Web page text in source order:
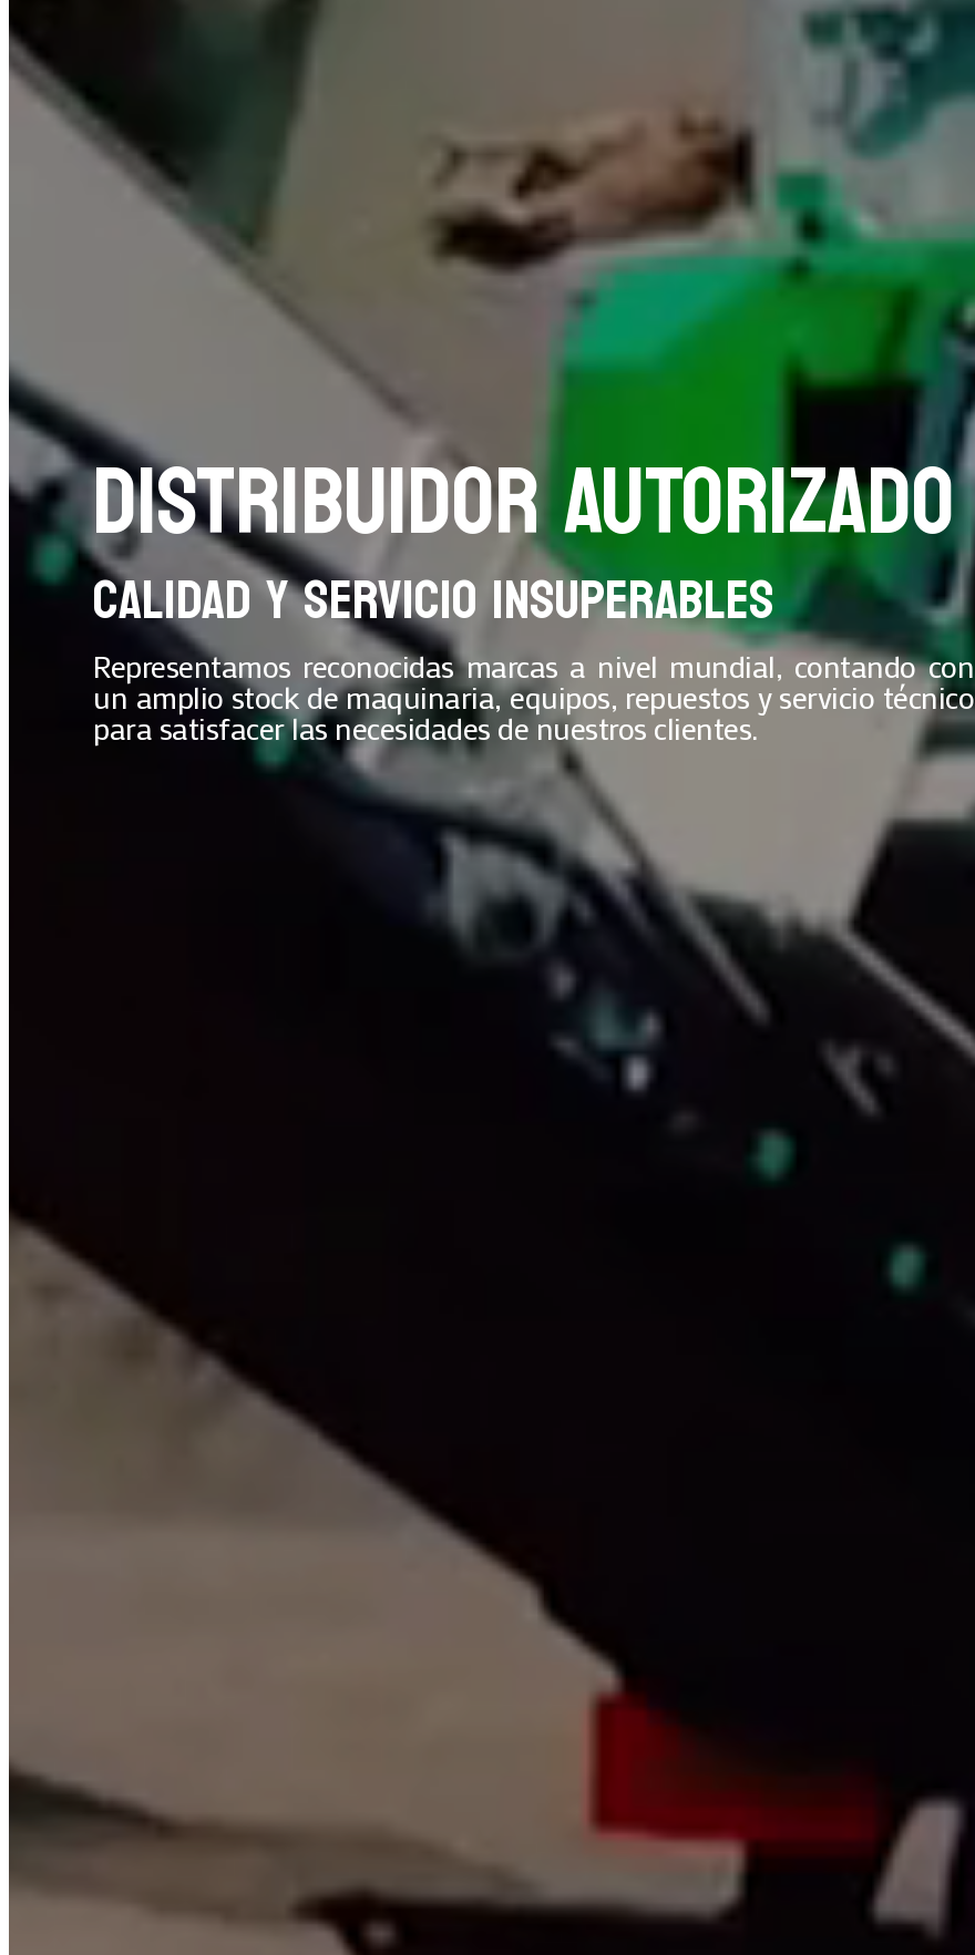
DISTRIBUIDOR AUTORIZADO
CALIDAD Y SERVICIO INSUPERABLES
Representamos reconocidas marcas a nivel mundial, contando con
un amplio stock de maquinaria, equipos, repuestos y servicio técnico
para satisfacer las necesidades de nuestros clientes.